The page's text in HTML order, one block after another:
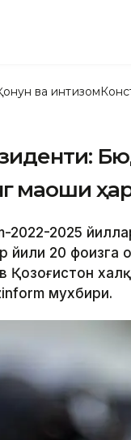
ва интизом
маоши
2022-2025
йили 20
мухбири.